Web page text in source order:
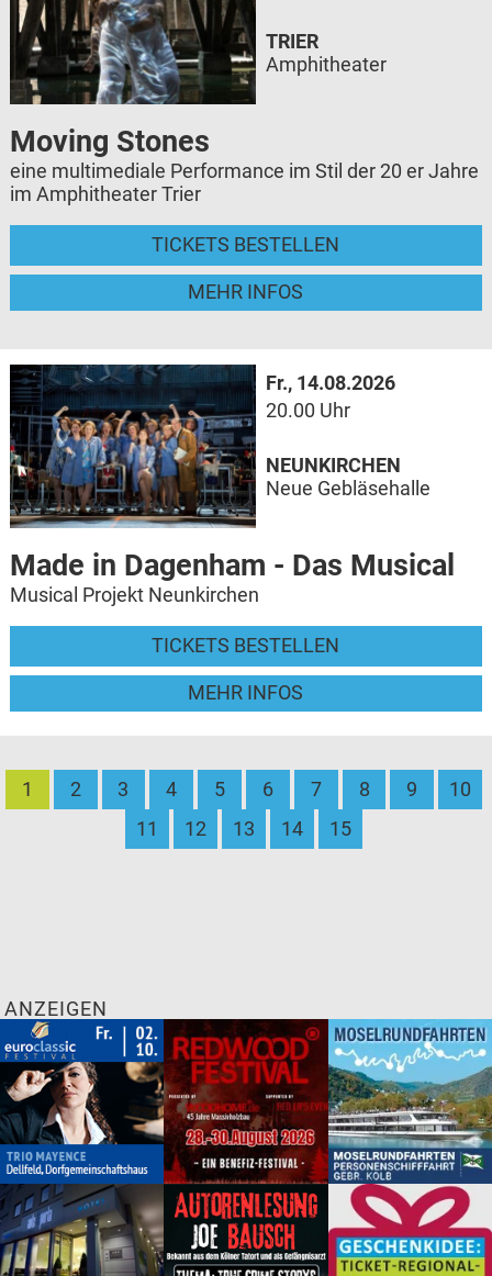
Moving Stones
eine multimediale Performance im Stil der 20 er Jahre
im Amphitheater Trier
TICKETS BESTELLEN
MEHR INFOS
TRIER
Amphitheater
Fr., 14.08.2026
20.00 Uhr
Made in Dagenham - Das Musical
Musical Projekt Neunkirchen
TICKETS BESTELLEN
MEHR INFOS
NEUNKIRCHEN
Neue Gebläsehalle
1 2 3 4 5 6 7 8 9
10
11
12 13 14 15
ANZEIGEN